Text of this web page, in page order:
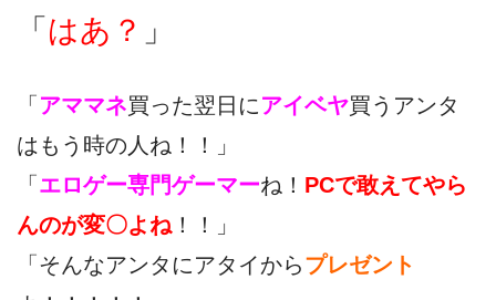
「 はあ？ 」
「アママネ買った翌日にアイベヤ買うアンタ
はもう時の人ね！！」
「エロゲー専門ゲーマーね！ PCで敢えてやら
んのが変〇よね ！！」
「そんなアンタにアタイからプレゼント